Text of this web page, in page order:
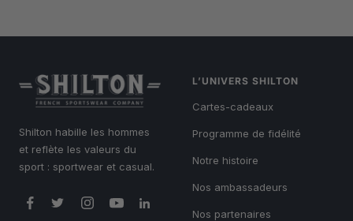
Shilton habille les hommes
et reflète les valeurs du
sport : sportwear et casual.
L’UNIVERS SHILTON
Cartes-cadeaux
Programme de fidélité
Notre histoire
Nos ambassadeurs
Nos partenaires